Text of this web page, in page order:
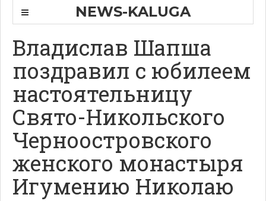
NEWS-KALUGA
Владислав Шапша
поздравил с юбилеем
настоятельницу
Свято-Никольского
Черноостровского
женского монастыря
Игумению Николаю